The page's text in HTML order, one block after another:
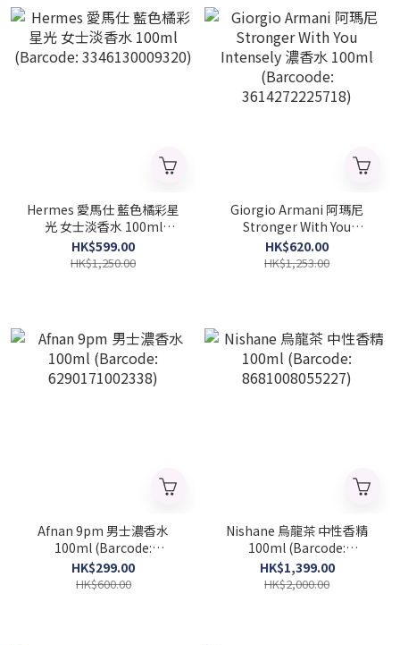
Hermes 愛馬仕 藍色橘彩星
光 女士淡香水 100ml
(Barcode: 3346130009320)
HK$599.00
HK$1,250.00
Giorgio Armani 阿瑪尼
Stronger With You
Intensely 濃香水 100ml
(Barcoode:
HK$620.00
HK$1,253.00
Afnan 9pm 男士濃香水
100ml (Barcode:
6290171002338)
HK$299.00
HK$600.00
Nishane 烏龍茶 中性香精
100ml (Barcode:
8681008055227)
HK$1,399.00
HK$2,000.00